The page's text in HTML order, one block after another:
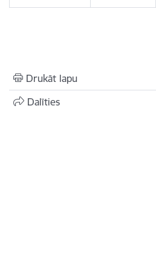
Drukāt lapu
Dalīties